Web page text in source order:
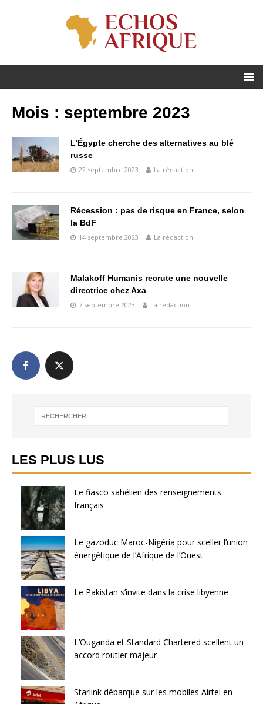
Mois : septembre 2023
L’Égypte cherche des alternatives au blé
russe
22 septembre 2023 La rédaction
Récession : pas de risque en France, selon
la BdF
14 septembre 2023 La rédaction
Malakoff Humanis recrute une nouvelle
directrice chez Axa
7 septembre 2023 La rédaction
LES PLUS LUS
Le fiasco sahélien des renseignements
français
Le gazoduc Maroc-Nigéria pour sceller l’union
énergétique de l’Afrique de l’Ouest
Le Pakistan s’invite dans la crise libyenne
L’Ouganda et Standard Chartered scellent un
accord routier majeur
Starlink débarque sur les mobiles Airtel en